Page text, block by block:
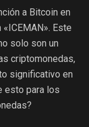
a Bitcoin en
Este
solo son un
criptomonedas,
significativo en
esto para los